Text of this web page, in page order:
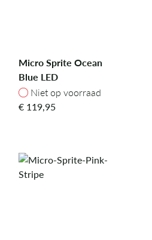
Micro Sprite Ocean
Blue LED
Niet op voorraad
Niet op voorraad
€ 119,95